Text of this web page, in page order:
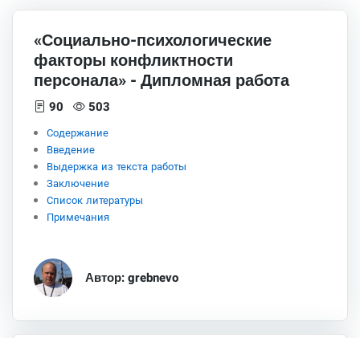
«Социально-психологические
факторы конфликтности
персонала» - Дипломная работа
90 503
Содержание
Введение
Выдержка из текста работы
Заключение
Список литературы
Примечания
Автор: grebnevo